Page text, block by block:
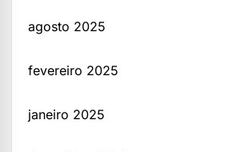
agosto 2025
fevereiro 2025
janeiro 2025